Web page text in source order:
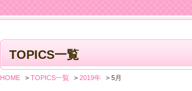
TOPICS一覧
HOME > TOPICS一覧 > 2019年 > 5月